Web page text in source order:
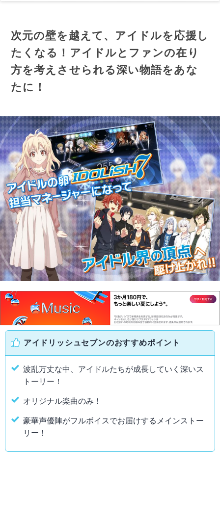
次元の壁を越えて、アイドルを応援し
たくなる！アイドルとファンの在り
方を考えさせられる深い物語をあな
たに！
アイドリッシュセブンのおすすめポイント
波乱万丈な中、アイドルたちが成長していく深いス
トーリー！
オリジナル楽曲のみ！
豪華声優陣がフルボイスでお届けするメインストー
リー！